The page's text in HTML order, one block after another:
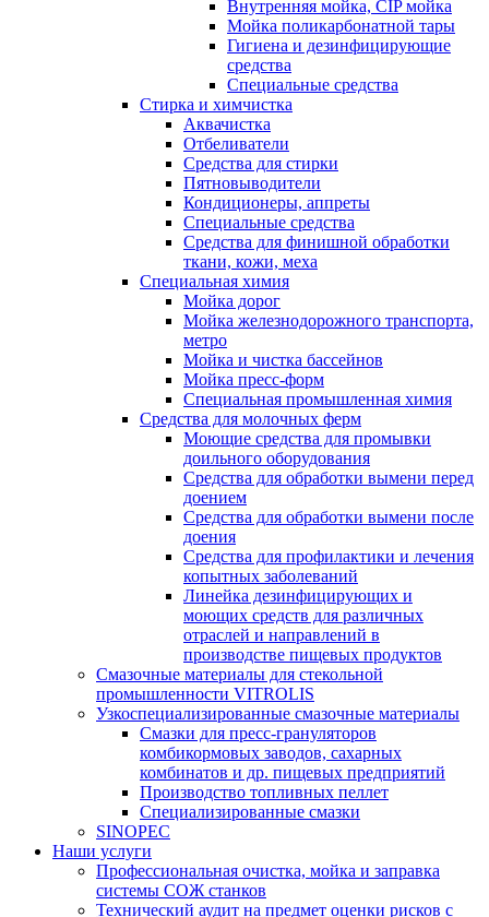
Внутренняя мойка, CIP мойка
Мойка поликарбонатной тары
Гигиена и дезинфицирующие
средства
Специальные средства
Стирка и химчистка
Аквачистка
Отбеливатели
Средства для стирки
Пятновыводители
Кондиционеры, аппреты
Специальные средства
Средства для финишной обработки
ткани, кожи, меха
Специальная химия
Мойка дорог
Мойка железнодорожного транспорта,
метро
Мойка и чистка бассейнов
Мойка пресс-форм
Специальная промышленная химия
Средства для молочных ферм
Моющие средства для промывки
доильного оборудования
Средства для обработки вымени перед
доением
Средства для обработки вымени после
доения
Средства для профилактики и лечения
копытных заболеваний
Линейка дезинфицирующих и
моющих средств для различных
отраслей и направлений в
производстве пищевых продуктов
Смазочные материалы для стекольной
промышленности VITROLIS
Узкоспециализированные смазочные материалы
Смазки для пресс-грануляторов
комбикормовых заводов, сахарных
комбинатов и др. пищевых предприятий
Производство топливных пеллет
Специализированные смазки
SINOPEC
Наши услуги
Профессиональная очистка, мойка и заправка
системы СОЖ станков
Технический аудит на предмет оценки рисков с